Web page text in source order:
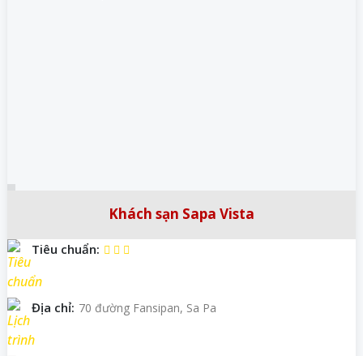
Khách sạn Sapa Vista
Tiêu chuẩn:
Địa chỉ: 70 đường Fansipan, Sa Pa